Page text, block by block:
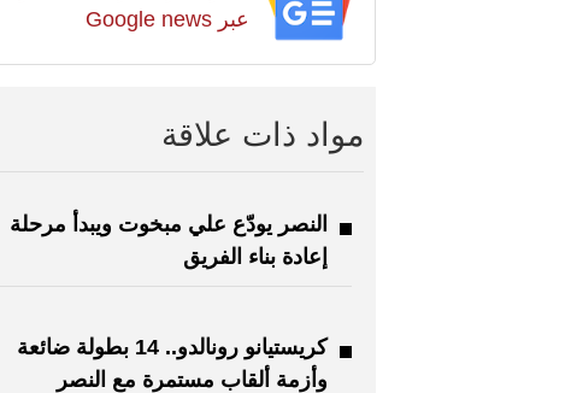
عبر Google news
مواد ذات علاقة
النصر يودّع علي مبخوت ويبدأ مرحلة
إعادة بناء الفريق
كريستيانو رونالدو.. 14 بطولة ضائعة
وأزمة ألقاب مستمرة مع النصر